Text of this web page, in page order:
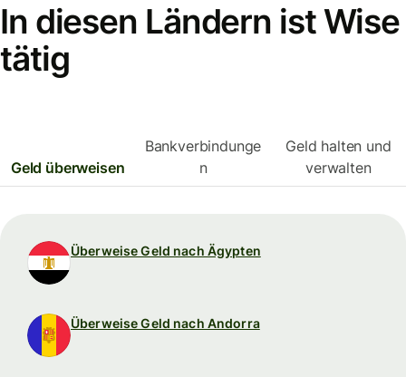
In diesen Ländern ist Wise
tätig
Geld überweisen
Bankverbindunge
n
Geld halten und
verwalten
Überweise Geld nach Ägypten
Überweise Geld nach Andorra